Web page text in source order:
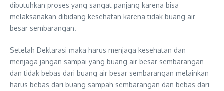
dibutuhkan proses yang sangat panjang karena bisa
melaksanakan dibidang kesehatan karena tidak buang air
besar sembarangan.
Setelah Deklarasi maka harus menjaga kesehatan dan
menjaga jangan sampai yang buang air besar sembarangan
dan tidak bebas dari buang air besar sembarangan melainkan
harus bebas dari buang sampah sembarangan dan bebas dari